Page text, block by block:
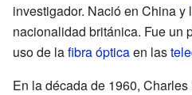
investigador. Nació en China y
nacionalidad británica. Fue un
uso de lafibra ópticaen las
En la década de 1960,